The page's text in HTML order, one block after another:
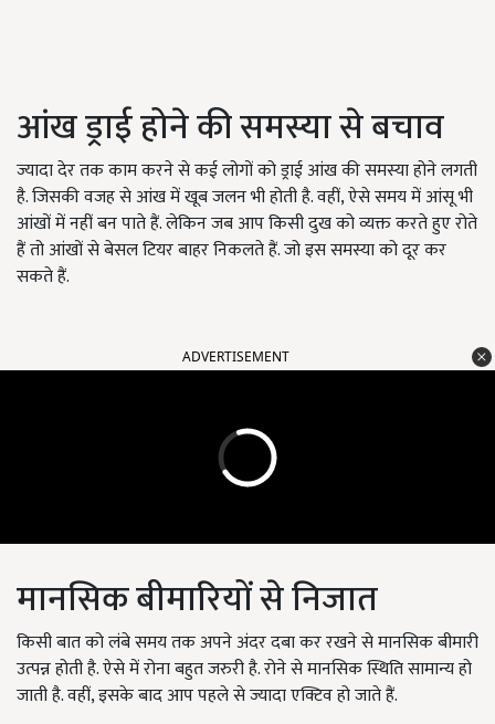
आंख ड्राई होने की समस्या से बचाव
ज्यादा देर तक काम करने से कई लोगों को ड्राई आंख की समस्या होने लगती
है. जिसकी वजह से आंख में खूब जलन भी होती है. वहीं, ऐसे समय में आंसू भी
आंखों में नहीं बन पाते हैं. लेकिन जब आप किसी दुख को व्यक्त करते हुए रोते
हैं तो आंखों से बेसल टियर बाहर निकलते हैं. जो इस समस्या को दूर कर
सकते हैं.
ADVERTISEMENT
मानसिक बीमारियों से निजात
किसी बात को लंबे समय तक अपने अंदर दबा कर रखने से मानसिक बीमारी
उत्पन्न होती है. ऐसे में रोना बहुत जरुरी है. रोने से मानसिक स्थिति सामान्य हो
जाती है. वहीं, इसके बाद आप पहले से ज्यादा एक्टिव हो जाते हैं.